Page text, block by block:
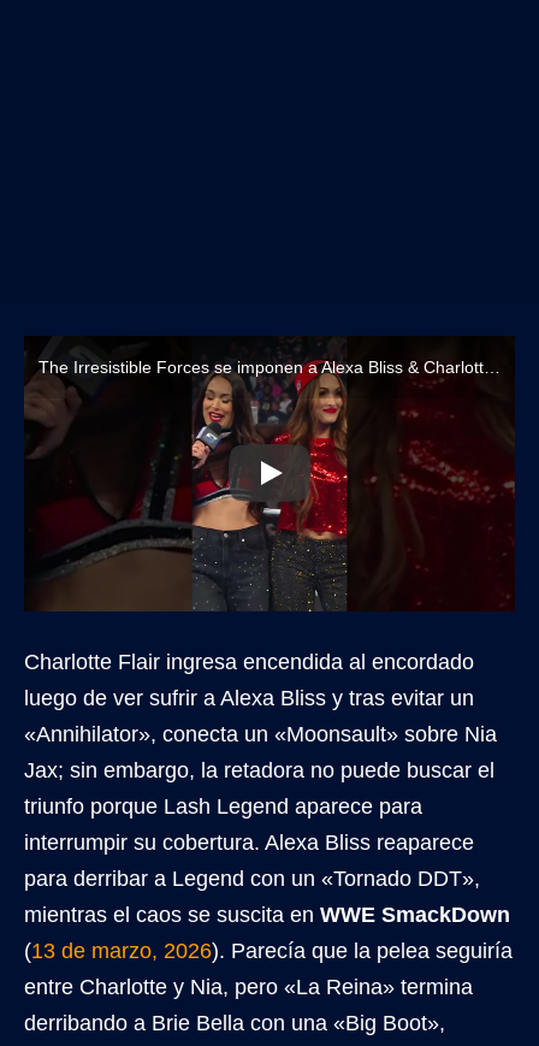
Charlotte Flair ingresa encendida al encordado
luego de ver sufrir a Alexa Bliss y tras evitar un
«Annihilator», conecta un «Moonsault» sobre Nia
Jax; sin embargo, la retadora no puede buscar el
triunfo porque Lash Legend aparece para
interrumpir su cobertura. Alexa Bliss reaparece
para derribar a Legend con un «Tornado DDT»,
mientras el caos se suscita en WWE SmackDown
(13 de marzo, 2026). Parecía que la pelea seguiría
entre Charlotte y Nia, pero «La Reina» termina
derribando a Brie Bella con una «Big Boot»,